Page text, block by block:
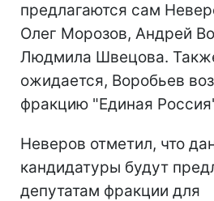
предлагаются сам
Олег Морозов, Андрей
Людмила Швецова.
ожидается, Воробьев
фракцию "Единая
Неверов отметил, что
кандидатуры будут
депутатам фракции для